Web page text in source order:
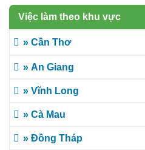
Việc làm theo khu vực
» Cần Thơ
» An Giang
» Vĩnh Long
» Cà Mau
» Đồng Tháp